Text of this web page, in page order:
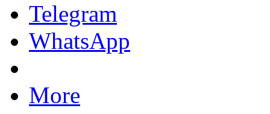
Telegram
WhatsApp
More